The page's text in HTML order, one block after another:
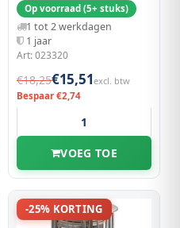
Op voorraad (5+ stuks)
1 tot 2 werkdagen
1 jaar
Art: 023320
€18,25€15,51excl. btw
Bespaar €2,74
VOEG TOE
-25% KORTING